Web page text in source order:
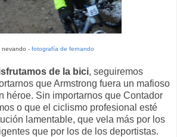
nevando - fotografía de fernando
de la bici, seguiremos
que Armstrong fuera un mafioso
héroe. Sin importarnos que Contador
o que el ciclismo profesional esté
lamentable, que vela más por los
que por los de los deportistas.